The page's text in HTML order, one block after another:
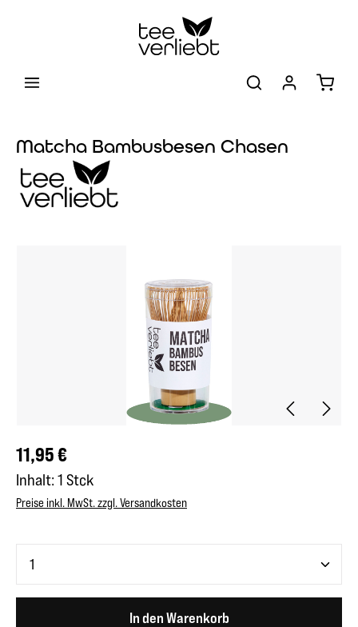
Matcha Bambusbesen Chasen
Regulärer Preis:
11,95 €
Inhalt: 1 Stck
Preise inkl. MwSt. zzgl. Versandkosten
In den Warenkorb